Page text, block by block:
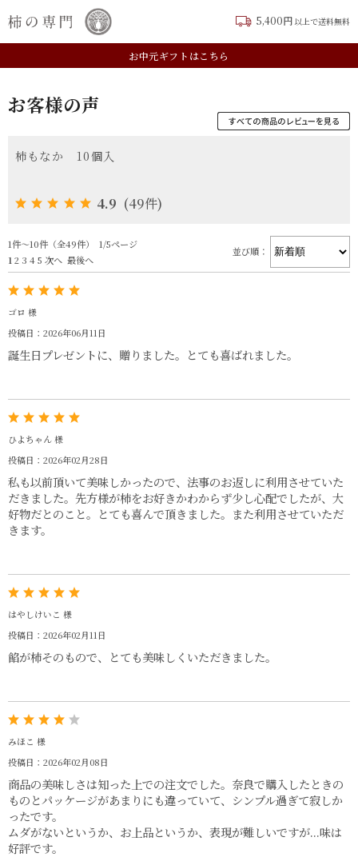
新規会員登録はこちら
お中元ギフトはこちら
5,400円以上で送料無料
お客様の声
柿もなか 10個入
4.9 (49件)
1件～10件（全49件） 1/5ページ
1 2 3 45 次へ 最後へ
並び順：
ゴロ 様
投稿日：2026年06月11日
誕生日プレゼントに、贈りました。とても喜ばれました。
ひよちゃん 様
投稿日：2026年02月28日
私も以前頂いて美味しかったので、法事のお返しに利用させていた
だきました。先方様が柿をお好きかわからず少し心配でしたが、大
好物だとのこと。とても喜んで頂きました。また利用させていただ
きます。
はやしけいこ 様
投稿日：2026年02月11日
餡が柿そのもので、とても美味しくいただきました。
みほこ 様
投稿日：2026年02月08日
商品の美味しさは知った上での注文でした。奈良で購入したときの
ものとパッケージがあまりにも違っていて、シンプル過ぎて寂しか
ったです。
ムダがないというか、お上品というか、表現が難しいですが...味は
好評です。